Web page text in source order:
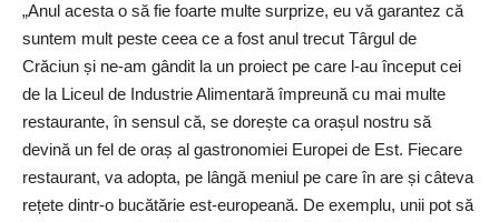
„Anul acesta o să fie foarte multe surprize, eu vă garantez că
suntem mult peste ceea ce a fost anul trecut Târgul de
Crăciun și ne-am gândit la un proiect pe care l-au început cei
de la Liceul de Industrie Alimentară împreună cu mai multe
restaurante, în sensul că, se dorește ca orașul nostru să
devină un fel de oraș al gastronomiei Europei de Est. Fiecare
restaurant, va adopta, pe lângă meniul pe care în are și câteva
rețete dintr-o bucătărie est-europeană. De exemplu, unii pot să